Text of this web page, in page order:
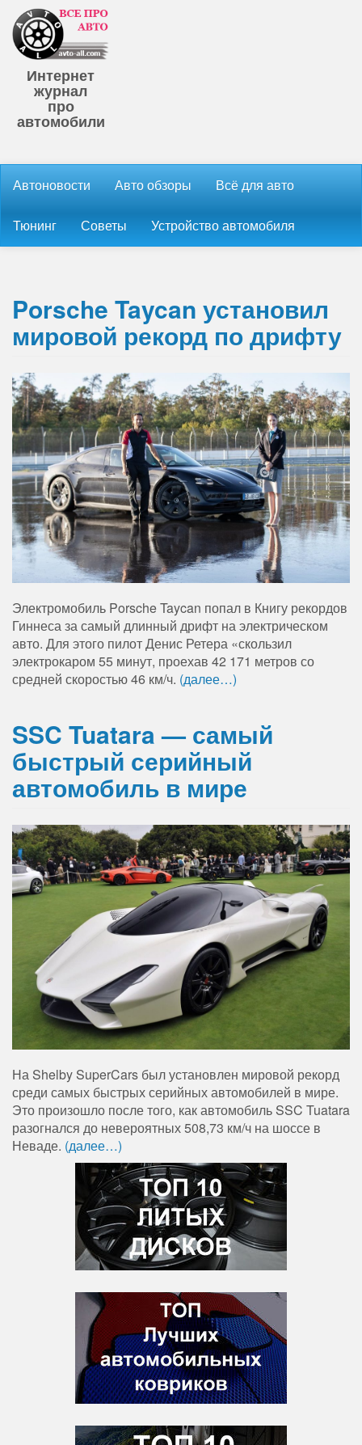
Интернет
журнал
про
автомобили
Автоновости Авто обзоры Всё для авто
Тюнинг Советы Устройство автомобиля
Porsche Taycan установил
мировой рекорд по дрифту
Электромобиль Porsche Taycan попал в Книгу рекордов
Гиннеса за самый длинный дрифт на электрическом
авто. Для этого пилот Денис Ретера «скользил
электрокаром 55 минут, проехав 42 171 метров со
средней скоростью 46 км/ч. (далее…)
SSC Tuatara — самый
быстрый серийный
автомобиль в мире
На Shelby SuperCars был установлен мировой рекорд
среди самых быстрых серийных автомобилей в мире.
Это произошло после того, как автомобиль SSC Tuatara
разогнался до невероятных 508,73 км/ч на шоссе в
Неваде. (далее…)